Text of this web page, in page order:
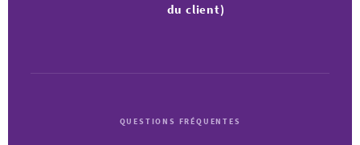
du client)
QUESTIONS FRÉQUENTES